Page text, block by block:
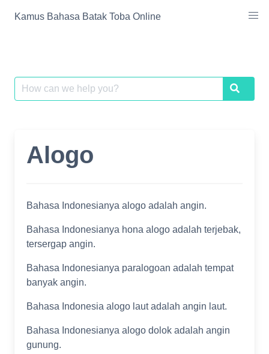
Kamus Bahasa Batak Toba Online
Search
for:
Search
Alogo
Bahasa Indonesianya alogo adalah angin.
Bahasa Indonesianya hona alogo adalah terjebak,
tersergap angin.
Bahasa Indonesianya paralogoan adalah tempat
banyak angin.
Bahasa Indonesia alogo laut adalah angin laut.
Bahasa Indonesianya alogo dolok adalah angin
gunung.